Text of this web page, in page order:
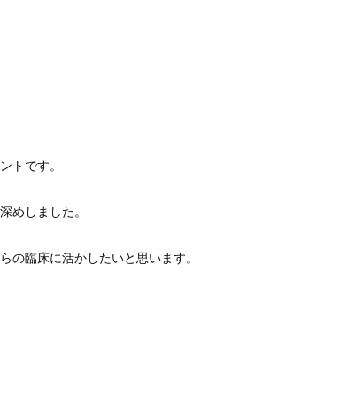
トです。
めしました。
の臨床に活かしたいと思います。